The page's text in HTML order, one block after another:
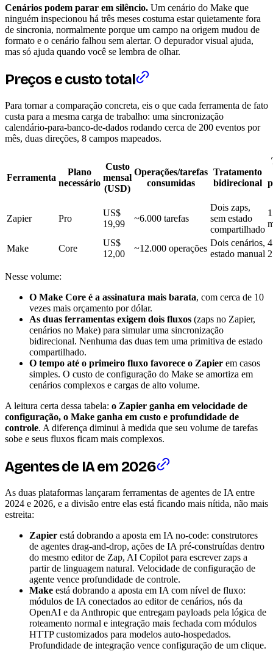
Cenários podem parar em silêncio. Um cenário do Make que
ninguém inspecionou há três meses costuma estar quietamente fora
de sincronia, normalmente porque um campo na origem mudou de
formato e o cenário falhou sem alertar. O depurador visual ajuda,
mas só ajuda quando você se lembra de olhar.
Preços e custo total
Para tornar a comparação concreta, eis o que cada ferramenta de fato
custa para a mesma carga de trabalho: uma sincronização
calendário-para-banco-de-dados rodando cerca de 200 eventos por
mês, duas direções, 8 campos mapeados.
Ferramenta
Plano
necessário
Custo
mensal
(USD)
Operações/tarefas
consumidas
Tratamento
bidirecional
Zapier Pro
US$
19,99
~6.000 tarefas
Dois zaps,
sem estado
compartilhado
Make Core
US$
12,00
~12.000 operações
Dois cenários,
estado manual
Nesse volume:
O Make Core é a assinatura mais barata, com cerca de 10
vezes mais orçamento por dólar.
As duas ferramentas exigem dois fluxos (zaps no Zapier,
cenários no Make) para simular uma sincronização
bidirecional. Nenhuma das duas tem uma primitiva de estado
compartilhado.
O tempo até o primeiro fluxo favorece o Zapier em casos
simples. O custo de configuração do Make se amortiza em
cenários complexos e cargas de alto volume.
A leitura certa dessa tabela: o Zapier ganha em velocidade de
configuração, o Make ganha em custo e profundidade de
controle. A diferença diminui à medida que seu volume de tarefas
sobe e seus fluxos ficam mais complexos.
Agentes de IA em 2026
As duas plataformas lançaram ferramentas de agentes de IA entre
2024 e 2026, e a divisão entre elas está ficando mais nítida, não mais
estreita:
Zapier está dobrando a aposta em IA no-code: construtores
de agentes drag-and-drop, ações de IA pré-construídas dentro
do mesmo editor de Zap, AI Copilot para escrever zaps a
partir de linguagem natural. Velocidade de configuração de
agente vence profundidade de controle.
Make está dobrando a aposta em IA com nível de fluxo:
módulos de IA conectados ao editor de cenários, nós da
OpenAI e da Anthropic que entregam payloads pela lógica de
roteamento normal e integração mais fechada com módulos
HTTP customizados para modelos auto-hospedados.
Profundidade de integração vence configuração de um clique.